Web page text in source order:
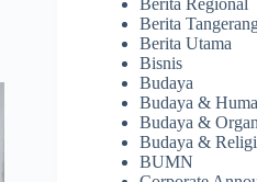
Berita Regional
Berita
Berita Utama
Bisnis
Budaya
Budaya &
Budaya &
Budaya &
BUMN